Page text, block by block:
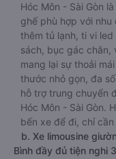
Hóc Môn - Sài Gòn
ghế phù hợp với nhu
thêm tủ lạnh, ti vi
sách, bục gác chân,
mang lại sự thoải
thước nhỏ gọn, đa
hỗ trợ trung chuyển
Hóc Môn - Sài Gòn.
bến xe để đi, chỉ
b. Xe limousine
Bình đầy đủ tiện nghi